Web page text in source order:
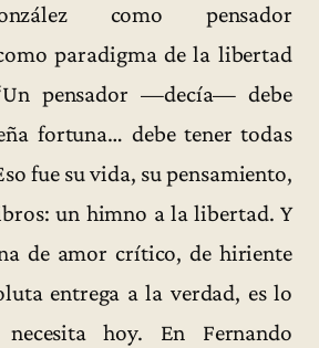
como pensador
paradigma de la libertad
pensador —decía— debe
fortuna… debe tener todas
fue su vida, su pensamiento,
un himno a la libertad. Y
de amor crítico, de hiriente
entrega a la verdad, es lo
hoy. En Fernando